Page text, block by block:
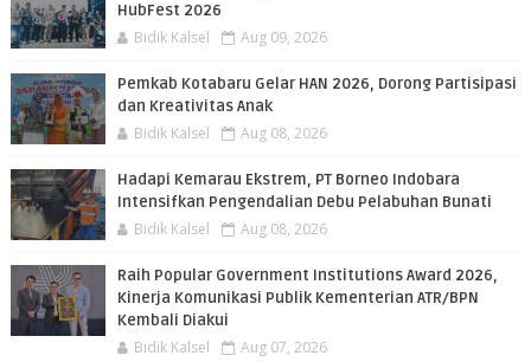
HubFest 2026
Bidik Kalsel Aug 09, 2026
Pemkab Kotabaru Gelar HAN 2026, Dorong Partisipasi
dan Kreativitas Anak
Bidik Kalsel Aug 08, 2026
​Hadapi Kemarau Ekstrem, PT Borneo Indobara
Intensifkan Pengendalian Debu Pelabuhan Bunati
Bidik Kalsel Aug 08, 2026
Raih Popular Government Institutions Award 2026,
Kinerja Komunikasi Publik Kementerian ATR/BPN
Kembali Diakui
Bidik Kalsel Aug 07, 2026